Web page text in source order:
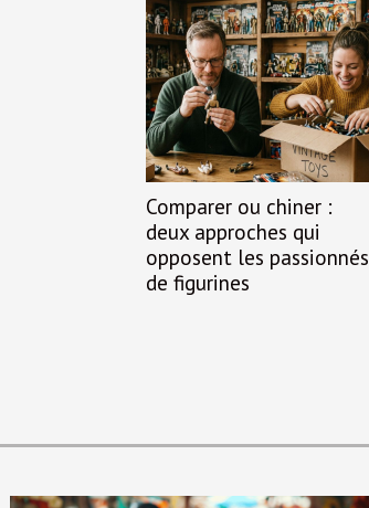
Comparer ou chiner :
deux approches qui
opposent les passionnés
de figurines